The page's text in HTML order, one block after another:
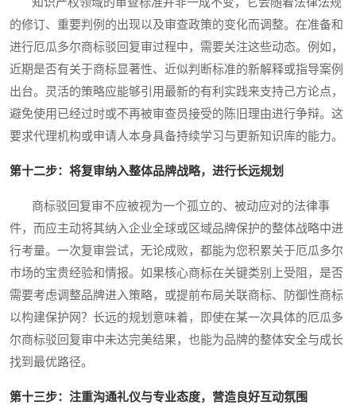
的修订、重要判例的出现以及审查政策的变化而调整。在准备和
进行厄瓜多尔商标驳回复审过程中，需要关注这些动态。例如，
近期是否有关于商标显著性、近似判断标准的新解释或指导案例
出台。灵活的策略应能够引用最新的有利实践来支持己方论点，
避免使用已经过时或不再被审查员接受的陈旧理由进行争辩。这
要求代理机构或申请人本身具备持续学习与更新知识库的能力。
第十二步：将复审纳入整体品牌战略，进行长远规划
商标驳回复审不应被视为一个孤立的、被动应对的法律事
件，而应主动将其纳入企业全球或区域品牌保护的整体战略中进
行考量。一次复审尝试，无论成败，都能为您积累关于厄瓜多尔
市场的宝贵经验和情报。如果核心商标在关键类别上受阻，是否
需要考虑调整品牌进入策略，或提前布局关联商标、防御性商标
以构建保护网？长远的规划意味着，即使在某一次具体的厄瓜多
尔商标驳回复审中未达完美结果，也能为品牌的整体安全与成长
找到最优路径。
第十三步：注重沟通礼仪与专业态度，营造良好互动氛围